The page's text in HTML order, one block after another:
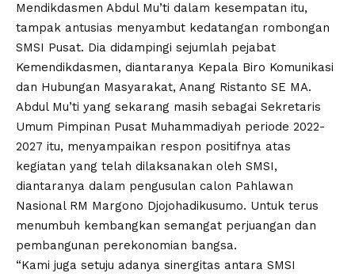
Mendikdasmen Abdul Mu’ti dalam kesempatan itu,
tampak antusias menyambut kedatangan rombongan
SMSI Pusat. Dia didampingi sejumlah pejabat
Kemendikdasmen, diantaranya Kepala Biro Komunikasi
dan Hubungan Masyarakat, Anang Ristanto SE MA.
Abdul Mu’ti yang sekarang masih sebagai Sekretaris
Umum Pimpinan Pusat Muhammadiyah periode 2022-
2027 itu, menyampaikan respon positifnya atas
kegiatan yang telah dilaksanakan oleh SMSI,
diantaranya dalam pengusulan calon Pahlawan
Nasional RM Margono Djojohadikusumo. Untuk terus
menumbuh kembangkan semangat perjuangan dan
pembangunan perekonomian bangsa.
“Kami juga setuju adanya sinergitas antara SMSI